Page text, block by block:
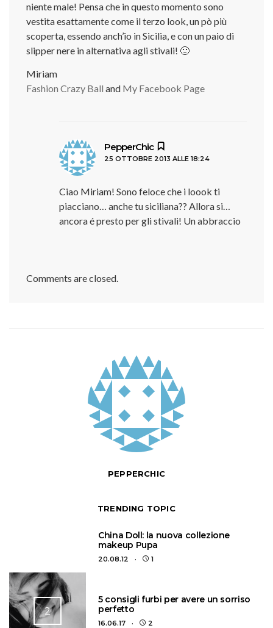
niente male! Pensa che in questo momento sono
vestita esattamente come il terzo look, un pò più
scoperta, essendo anch’io in Sicilia, e con un paio di
slipper nere in alternativa agli stivali! 🙂
Miriam
Fashion Crazy Ball and My Facebook Page
PepperChic
ha
detto:
25 OTTOBRE 2013 ALLE 18:24
Ciao Miriam! Sono feloce che i loook ti
piacciano… anche tu siciliana?? Allora si…
ancora é presto per gli stivali! Un abbraccio
Comments are closed.
PEPPERCHIC
TRENDING TOPIC
China Doll: la nuova collezione
makeup Pupa
20.08.12 1
2
5 consigli furbi per avere un sorriso
perfetto
16.06.17 2